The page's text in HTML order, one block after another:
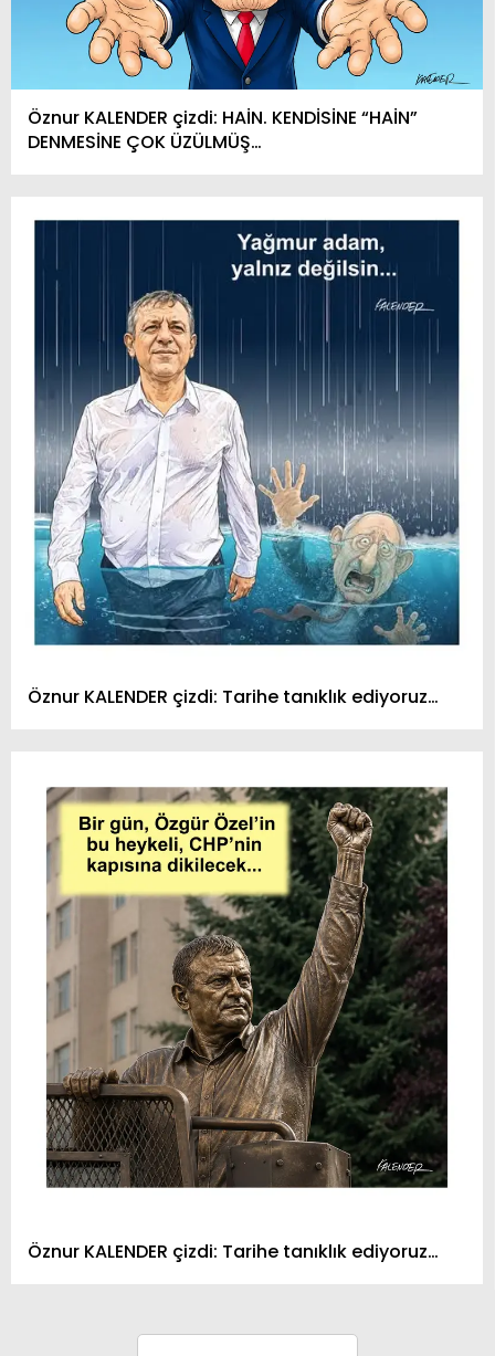
Öznur KALENDER çizdi: HAİN. KENDİSİNE “HAİN”
DENMESİNE ÇOK ÜZÜLMÜŞ…
Öznur KALENDER çizdi: Tarihe tanıklık ediyoruz…
Öznur KALENDER çizdi: Tarihe tanıklık ediyoruz…